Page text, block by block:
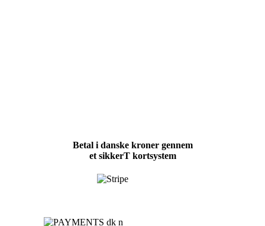
Betal i danske kroner gennem
et sikkerT kortsystem